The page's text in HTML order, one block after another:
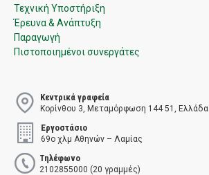
Τεχνική Υποστήριξη
Έρευνα & Ανάπτυξη
Παραγωγή
Πιστοποιημένοι συνεργάτες
Κεντρικά γραφεία
Κορίνθου 3, Μεταμόρφωση 144 51, Ελλάδα
Εργοστάσιο
69ο χλμ Αθηνών – Λαμίας
Τηλέφωνο
2102855000 (20 γραμμές)